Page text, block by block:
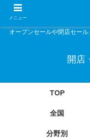
オープンセールや閉店セー
開店
TOP
全国
分野別
メニュー